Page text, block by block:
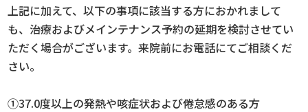
上記に加えて、以下の事項に該当する方におかれまして
も、治療およびメインテナンス予約の延期を検討させてい
ただく場合がございます。来院前にお電話にてご相談くだ
さい。
①37.0度以上の発熱や咳症状および倦怠感のある方